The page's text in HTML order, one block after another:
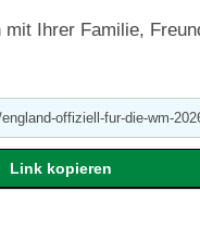
Ihrer Familie,